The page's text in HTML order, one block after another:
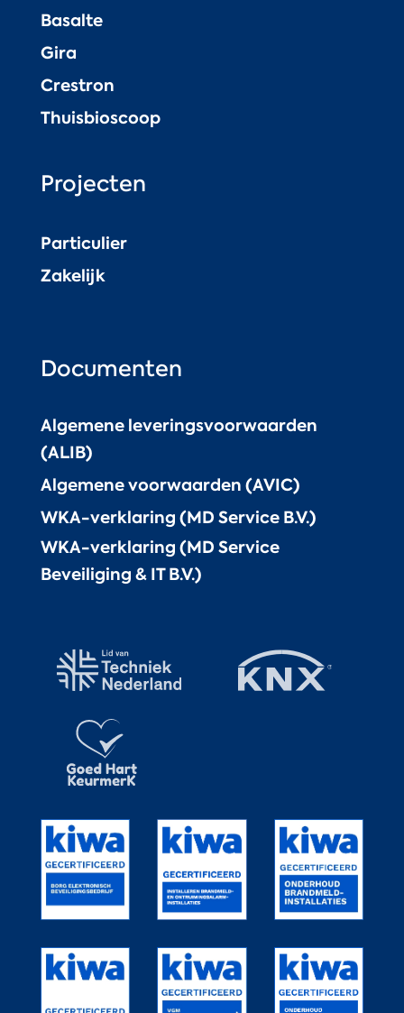
Basalte
Gira
Crestron
Thuisbioscoop
Projecten
Particulier
Zakelijk
Documenten
Algemene leveringsvoorwaarden
(ALIB)
Algemene voorwaarden (AVIC)
WKA-verklaring (MD Service B.V.)
WKA-verklaring (MD Service
Beveiliging & IT B.V.)